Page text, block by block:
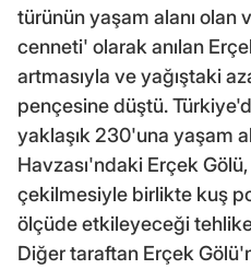
türünün yaşam alanı olan
cenneti' olarak anılan
artmasıyla ve yağıştaki
pençesine düştü.
yaklaşık 230'una yaşam
Havzası'ndaki Erçek
çekilmesiyle birlikte kuş
ölçüde etkileyeceği
Diğer taraftan Erçek